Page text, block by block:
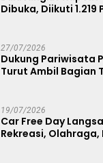
Dibuka, Diikuti
27/07/2026
Dukung Pariwisata
Turut Ambil Bagian
19/07/2026
Car Free Day
Rekreasi, Olahraga,